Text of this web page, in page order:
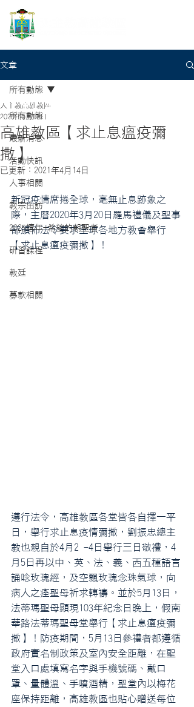
文章
所有動態
最新消息
活動快訊
人事相關
教宗出訪
2025禧年-希望的朝聖者
研習課程
教廷
募款相關
所有動態
高雄教區【求止息瘟疫彌
撒】
天主教高雄教區
2020年5月18日
已更新： 2021年4月14日
新冠疫情席捲全球，毫無止息跡象之
際，主曆2020年3月20日羅馬禮儀及聖事
部頒佈法令要求全球各地方教會舉行
【求止息瘟疫彌撒】！
遵行法令，高雄教區各堂皆各自擇一平
日，舉行求止息疫情彌撒，劉振忠總主
教也親自於4月2 -4日舉行三日敬禮，4
月5日再以中、英、法、義、西五種語言
誦唸玫瑰經，及空飄玫瑰念珠氣球，向
病人之痊聖母祈求轉禱。並於5月13日，
法蒂瑪聖母顯現103年紀念日晚上，假南
華路法蒂瑪聖母堂舉行【求止息瘟疫彌
撒】！防疫期間，5月13日參禮者都遵循
政府實名制政策及室內安全距離，在聖
堂入口處填寫名字與手機號碼、戴口
罩、量體溫、手噴酒精，聖堂內以梅花
座保持距離，高雄教區也貼心贈送每位